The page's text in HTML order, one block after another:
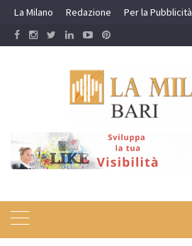
Skip
content
La Milano Redazione Per la Pubblicità